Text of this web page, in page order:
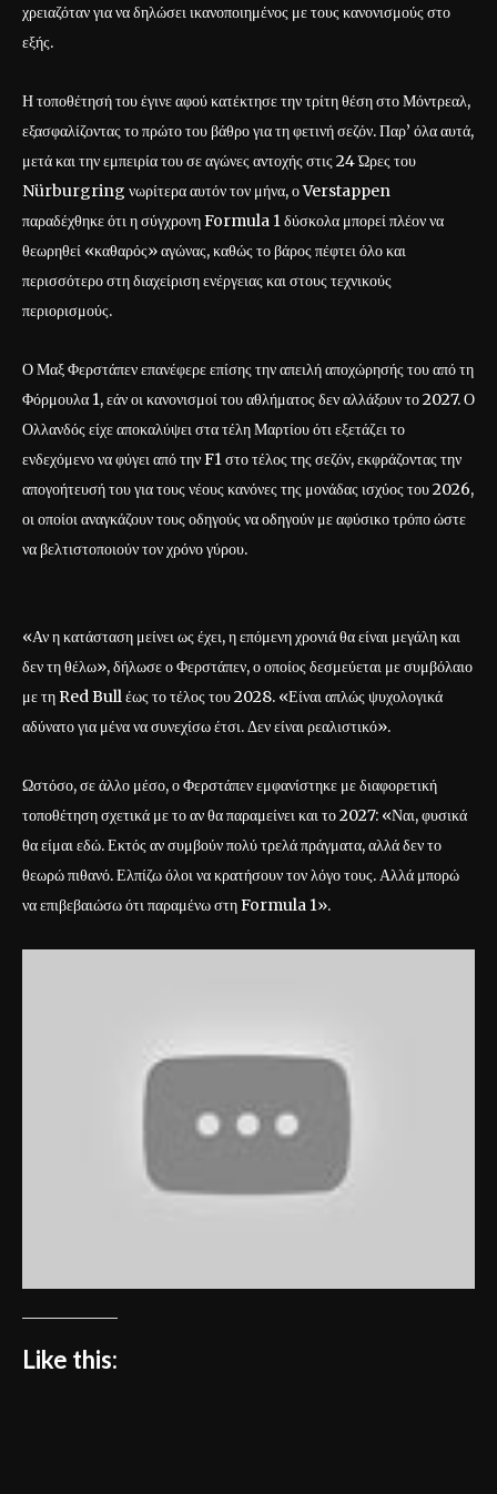
χρειαζόταν για να δηλώσει ικανοποιημένος με τους κανονισμούς στο
εξής.
Η τοποθέτησή του έγινε αφού κατέκτησε την τρίτη θέση στο Μόντρεαλ,
εξασφαλίζοντας το πρώτο του βάθρο για τη φετινή σεζόν. Παρ’ όλα αυτά,
μετά και την εμπειρία του σε αγώνες αντοχής στις 24 Ώρες του
Nürburgring νωρίτερα αυτόν τον μήνα, ο Verstappen
παραδέχθηκε ότι η σύγχρονη Formula 1 δύσκολα μπορεί πλέον να
θεωρηθεί «καθαρός» αγώνας, καθώς το βάρος πέφτει όλο και
περισσότερο στη διαχείριση ενέργειας και στους τεχνικούς
περιορισμούς.
Ο Μαξ Φερστάπεν επανέφερε επίσης την απειλή αποχώρησής του από τη
Φόρμουλα 1, εάν οι κανονισμοί του αθλήματος δεν αλλάξουν το 2027. Ο
Ολλανδός είχε αποκαλύψει στα τέλη Μαρτίου ότι εξετάζει το
ενδεχόμενο να φύγει από την F1 στο τέλος της σεζόν, εκφράζοντας την
απογοήτευσή του για τους νέους κανόνες της μονάδας ισχύος του 2026,
οι οποίοι αναγκάζουν τους οδηγούς να οδηγούν με αφύσικο τρόπο ώστε
να βελτιστοποιούν τον χρόνο γύρου.
«Αν η κατάσταση μείνει ως έχει, η επόμενη χρονιά θα είναι μεγάλη και
δεν τη θέλω», δήλωσε ο Φερστάπεν, ο οποίος δεσμεύεται με συμβόλαιο
με τη Red Bull έως το τέλος του 2028. «Είναι απλώς ψυχολογικά
αδύνατο για μένα να συνεχίσω έτσι. Δεν είναι ρεαλιστικό».
Ωστόσο, σε άλλο μέσο, ο Φερστάπεν εμφανίστηκε με διαφορετική
τοποθέτηση σχετικά με το αν θα παραμείνει και το 2027: «Ναι, φυσικά
θα είμαι εδώ. Εκτός αν συμβούν πολύ τρελά πράγματα, αλλά δεν το
θεωρώ πιθανό. Ελπίζω όλοι να κρατήσουν τον λόγο τους. Αλλά μπορώ
να επιβεβαιώσω ότι παραμένω στη Formula 1».
Like this: